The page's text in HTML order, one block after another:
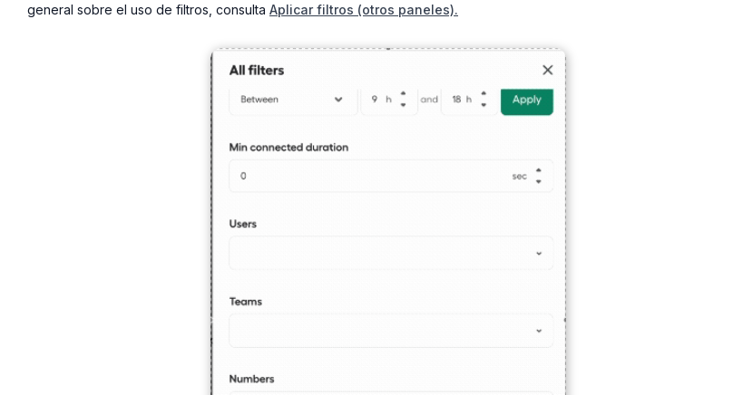
general sobre el uso de filtros, consulta Aplicar filtros (otros paneles).